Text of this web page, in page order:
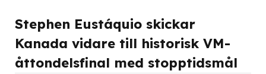
Stephen Eustáquio skickar
Kanada vidare till historisk VM-
åttondelsfinal med stopptidsmål